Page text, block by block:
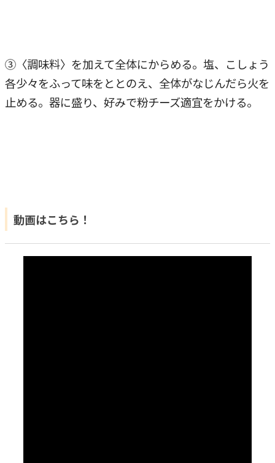
③〈調味料〉を加えて全体にからめる。塩、こしょう
各少々をふって味をととのえ、全体がなじんだら火を
止める。器に盛り、好みで粉チーズ適宜をかける。
動画はこちら！